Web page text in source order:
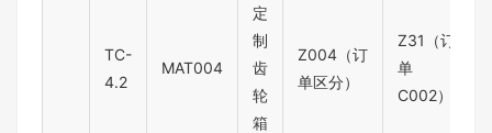
TC-
4.2
MAT004
定
制
齿
轮
箱
Z004（订
单区分）
Z31（订
单
C002）